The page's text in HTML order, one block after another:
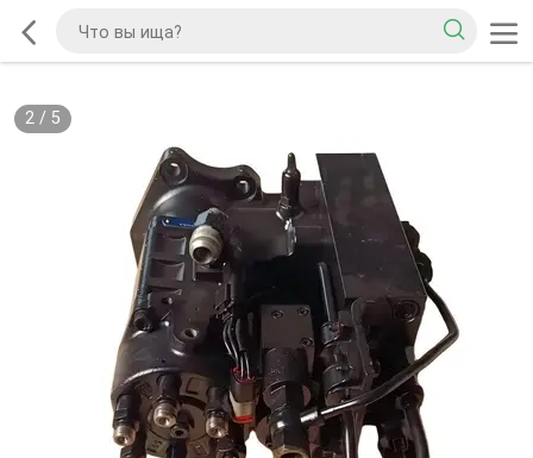
2/ 5